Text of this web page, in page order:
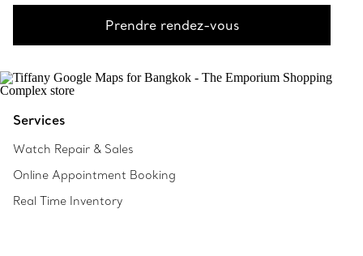
Prendre rendez-vous
Services
Watch Repair & Sales
Online Appointment Booking
Real Time Inventory